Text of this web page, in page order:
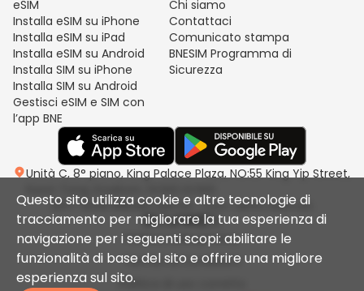
eSIM
Installa eSIM su iPhone
Installa eSIM su iPad
Installa eSIM su Android
Installa SIM su iPhone
Installa SIM su Android
Gestisci eSIM e SIM con
l’app BNE
Chi siamo
Contattaci
Comunicato stampa
BNESIM Programma di
Sicurezza
Unità C, 8° piano, King Palace Plaza, NO:55 King Yip Street,
2017-2026 BNESIM LIMITED. Tutti i diritti riservati.
Politica sulla privacy
Termini & Condizioni
Politica di uso corretto
Questo sito utilizza cookie e altre tecnologie di
tracciamento per migliorare la tua esperienza di
navigazione per i seguenti scopi: abilitare le
funzionalità di base del sito e offrire una migliore
esperienza sul sito.